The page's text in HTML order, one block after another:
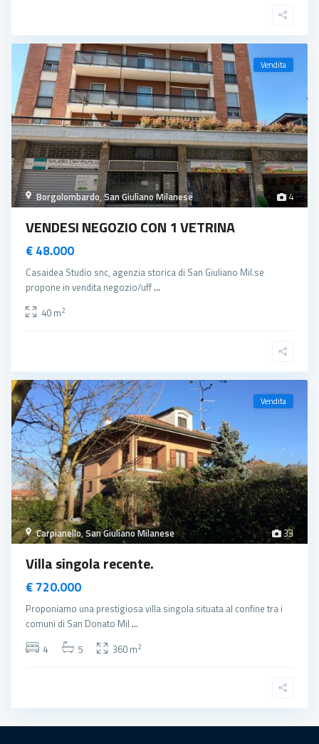
4
Borgolombardo,San Giuliano Milanese
Vendita
VENDESI NEGOZIO CON 1 VETRINA
€ 48.000
Casaidea Studio snc, agenzia storica di San Giuliano Mil.se
propone in vendita negozio/uff ...
40 m2
33
Carpianello,San Giuliano Milanese
Vendita
Villa singola recente.
€ 720.000
Proponiamo una prestigiosa villa singola situata al confine tra i
comuni di San Donato Mil ...
4
5 360 m2